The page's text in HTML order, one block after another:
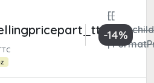
[[
|
-14%